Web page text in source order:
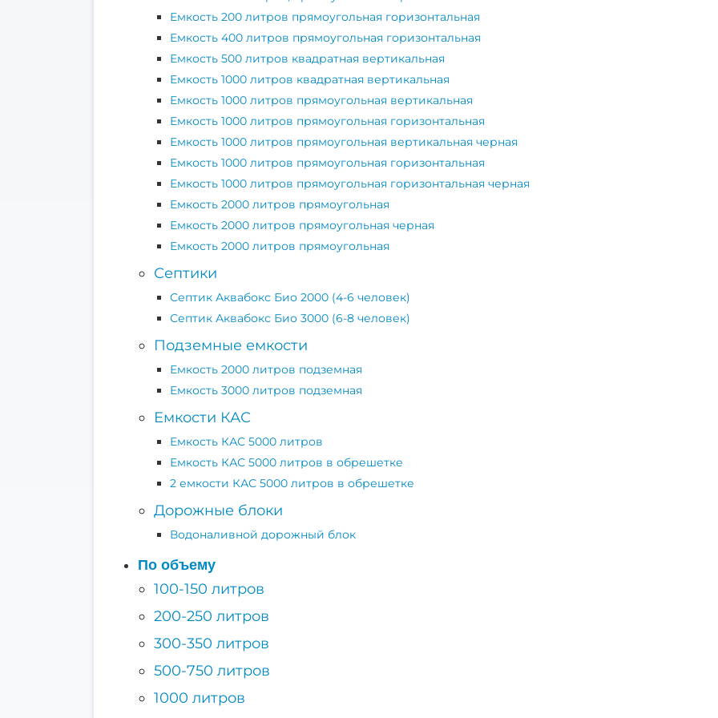
Емкость 200 литров прямоугольная горизонтальная
Емкость 400 литров прямоугольная горизонтальная
Емкость 500 литров квадратная вертикальная
Емкость 1000 литров квадратная вертикальная
Емкость 1000 литров прямоугольная вертикальная
Емкость 1000 литров прямоугольная горизонтальная
Емкость 1000 литров прямоугольная вертикальная черная
Емкость 1000 литров прямоугольная горизонтальная
Емкость 1000 литров прямоугольная горизонтальная черная
Емкость 2000 литров прямоугольная
Емкость 2000 литров прямоугольная черная
Емкость 2000 литров прямоугольная
Септики
Септик Аквабокс Био 2000 (4-6 человек)
Септик Аквабокс Био 3000 (6-8 человек)
Подземные емкости
Емкость 2000 литров подземная
Емкость 3000 литров подземная
Емкости КАС
Емкость КАС 5000 литров
Емкость КАС 5000 литров в обрешетке
2 емкости КАС 5000 литров в обрешетке
Дорожные блоки
Водоналивной дорожный блок
По объему
100-150 литров
200-250 литров
300-350 литров
500-750 литров
1000 литров